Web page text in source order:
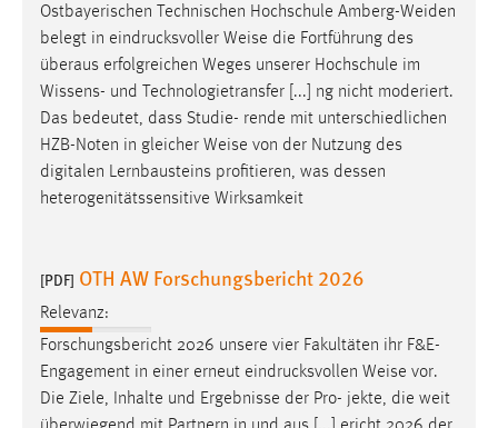
Ostbayerischen Technischen Hochschule Amberg-Weiden
belegt in eindrucksvoller Weise die Fortführung des
überaus erfolgreichen Weges unserer Hochschule im
Wissens- und Technologietransfer [...] ng nicht moderiert.
Das bedeutet, dass Studie- rende mit unterschiedlichen
HZB-Noten in gleicher Weise von der Nutzung des
digitalen Lernbausteins profitieren, was dessen
heterogenitätssensitive Wirksamkeit
[PDF] OTH AW Forschungsbericht 2026
Relevanz:
Forschungsbericht 2026 unsere vier Fakultäten ihr F&E-
Engagement in einer erneut eindrucksvollen Weise vor.
Die Ziele, Inhalte und Ergebnisse der Pro- jekte, die weit